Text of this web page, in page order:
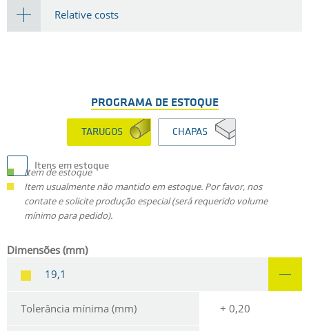
Relative costs
PROGRAMA DE ESTOQUE
TARUGOS CHAPAS
Itens em estoque
Item de estoque
Item usualmente não mantido em estoque. Por favor, nos
contate e solicite produção especial (será requerido volume
mínimo para pedido).
Dimensões (mm)
19,1
Tolerância mínima (mm) + 0,20